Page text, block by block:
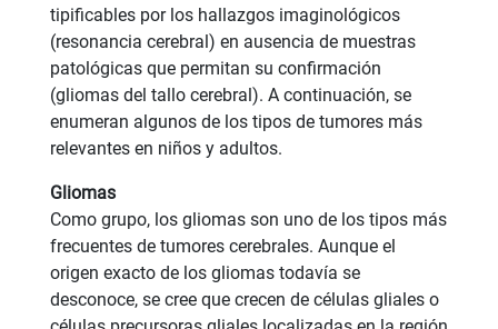
tipificables por los hallazgos imaginológicos
(resonancia cerebral) en ausencia de muestras
patológicas que permitan su confirmación
(gliomas del tallo cerebral). A continuación, se
enumeran algunos de los tipos de tumores más
relevantes en niños y adultos.
Gliomas
Como grupo, los gliomas son uno de los tipos más
frecuentes de tumores cerebrales. Aunque el
origen exacto de los gliomas todavía se
desconoce, se cree que crecen de células gliales o